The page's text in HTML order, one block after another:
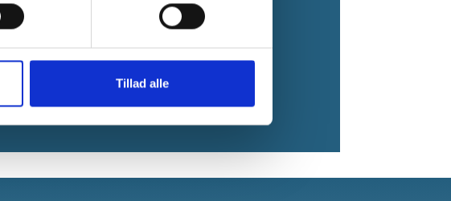
Tillad alle
10.00 - 15.00
- 17.00